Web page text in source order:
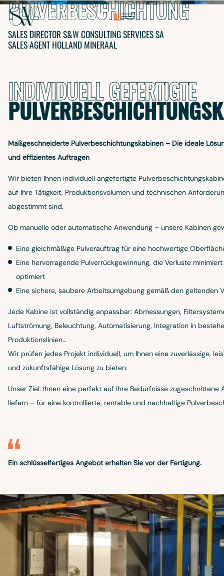
DAVIDSIEBERATHFR DE
PULVERBESCHICHTUNG
SALES DIRECTOR S&W CONSULTING SERVICES SA
SALES AGENT HOLLAND MINERAAL
INDIVIDUELL GEFERTIGTE
Maßgeschneiderte Pulverbeschichtungskabinen – Die ideale
und effizientes Auftragen
Wir bieten Ihnen individuell angefertigte
auf Ihre Tätigkeit, Produktionsvolumen und technischen
abgestimmt sind.
Ob manuelle oder automatische Anwendung – unsere Kabinen
Eine gleichmäßige Pulverauftrag für eine hochwertige
Eine hervorragende Pulverrückgewinnung, die Verluste
optimiert
Eine sichere, saubere Arbeitsumgebung gemäß den geltenden
Jede Kabine ist vollständig anpassbar: Abmessungen,
Luftströmung, Beleuchtung, Automatisierung, Integration in
Produktionslinien…
Wir prüfen jedes Projekt individuell, um Ihnen eine zuverlässige,
und zukunftsfähige Lösung zu bieten.
Unser Ziel: Ihnen eine perfekt auf Ihre Bedürfnisse zugeschnittene
liefern – für eine kontrollierte, rentable und nachhaltige
Ein schlüsselfertiges Angebot erhalten Sie vor der Fertigung.